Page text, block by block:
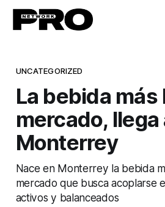
UNCATEGORIZED
La bebida más
mercado, llega
Monterrey
Nace en Monterrey la bebida
mercado que busca acoplarse
activos y balanceados